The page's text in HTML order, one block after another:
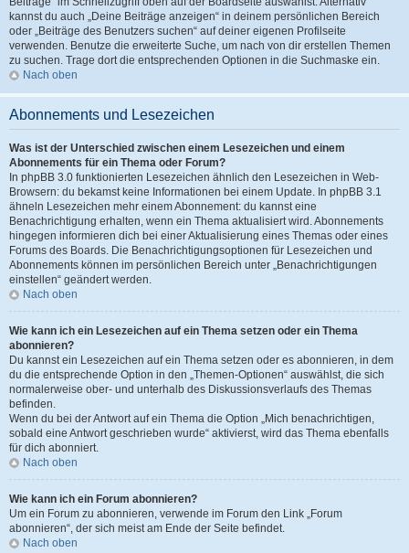
kannst du auch „Deine Beiträge anzeigen“ in deinem persönlichen Bereich
oder „Beiträge des Benutzers suchen“ auf deiner eigenen Profilseite
verwenden. Benutze die erweiterte Suche, um nach von dir erstellen Themen
zu suchen. Trage dort die entsprechenden Optionen in die Suchmaske ein.
Nach oben
Abonnements und Lesezeichen
Was ist der Unterschied zwischen einem Lesezeichen und einem
Abonnements für ein Thema oder Forum?
In phpBB 3.0 funktionierten Lesezeichen ähnlich den Lesezeichen in Web-
Browsern: du bekamst keine Informationen bei einem Update. In phpBB 3.1
ähneln Lesezeichen mehr einem Abonnement: du kannst eine
Benachrichtigung erhalten, wenn ein Thema aktualisiert wird. Abonnements
hingegen informieren dich bei einer Aktualisierung eines Themas oder eines
Forums des Boards. Die Benachrichtigungsoptionen für Lesezeichen und
Abonnements können im persönlichen Bereich unter „Benachrichtigungen
einstellen“ geändert werden.
Nach oben
Wie kann ich ein Lesezeichen auf ein Thema setzen oder ein Thema
abonnieren?
Du kannst ein Lesezeichen auf ein Thema setzen oder es abonnieren, in dem
du die entsprechende Option in den „Themen-Optionen“ auswählst, die sich
normalerweise ober- und unterhalb des Diskussionsverlaufs des Themas
befinden.
Wenn du bei der Antwort auf ein Thema die Option „Mich benachrichtigen,
sobald eine Antwort geschrieben wurde“ aktivierst, wird das Thema ebenfalls
für dich abonniert.
Nach oben
Wie kann ich ein Forum abonnieren?
Um ein Forum zu abonnieren, verwende im Forum den Link „Forum
abonnieren“, der sich meist am Ende der Seite befindet.
Nach oben